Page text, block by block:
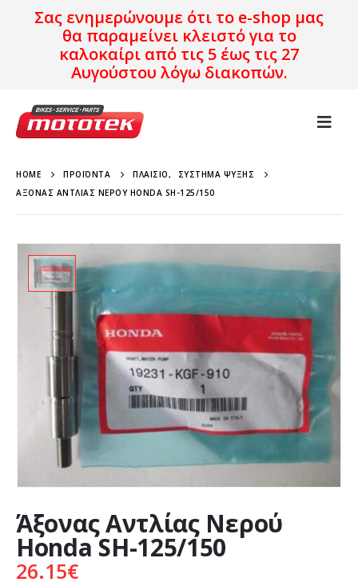
Σας ενημερώνουμε ότι το e-shop μας
θα παραμείνει κλειστό για το
καλοκαίρι από τις 5 έως τις 27
Αυγούστου λόγω διακοπών.
HOME ΠΡΟΪΌΝΤΑ ΠΛΑΊΣΙΟ,
ΣΎΣΤΗΜΑ ΨΎΞΗΣ
ΆΞΟΝΑΣ ΑΝΤΛΊΑΣ ΝΕΡΟΎ HONDA SH-125/150
Άξονας Αντλίας Νερού
Honda SH-125/150
26.15€